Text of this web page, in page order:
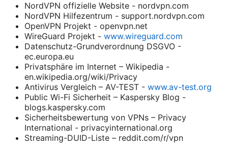
NordVPN offizielle Website - nordvpn.com
NordVPN Hilfezentrum - support.nordvpn.com
OpenVPN Projekt - openvpn.net
WireGuard Projekt - www.wireguard.com
Datenschutz-Grundverordnung DSGVO -
ec.europa.eu
Privatsphäre im Internet – Wikipedia -
en.wikipedia.org/wiki/Privacy
Antivirus Vergleich – AV-TEST - www.av-test.org
Public Wi-Fi Sicherheit – Kaspersky Blog -
blogs.kaspersky.com
Sicherheitsbewertung von VPNs – Privacy
International - privacyinternational.org
Streaming-DUID-Liste – reddit.com/r/vpn